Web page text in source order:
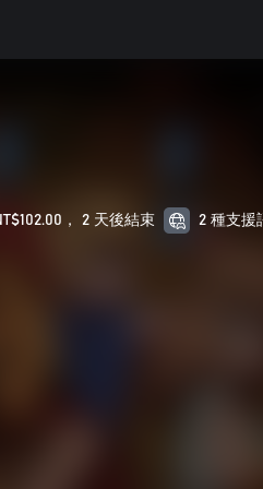
， 2 天後結束 2 種支援